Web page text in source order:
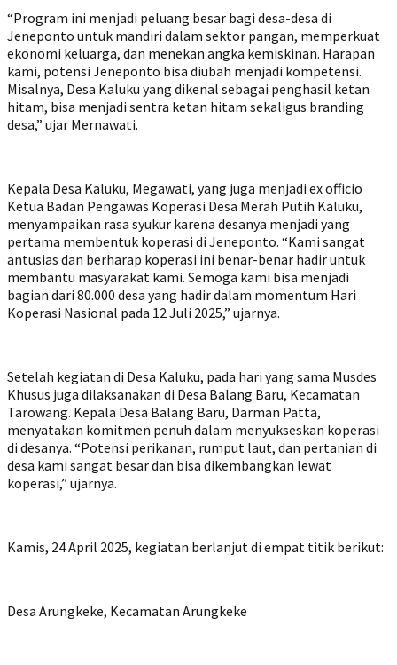
“Program ini menjadi peluang besar bagi desa-desa di
Jeneponto untuk mandiri dalam sektor pangan, memperkuat
ekonomi keluarga, dan menekan angka kemiskinan. Harapan
kami, potensi Jeneponto bisa diubah menjadi kompetensi.
Misalnya, Desa Kaluku yang dikenal sebagai penghasil ketan
hitam, bisa menjadi sentra ketan hitam sekaligus branding
desa,” ujar Mernawati.
Kepala Desa Kaluku, Megawati, yang juga menjadi ex officio
Ketua Badan Pengawas Koperasi Desa Merah Putih Kaluku,
menyampaikan rasa syukur karena desanya menjadi yang
pertama membentuk koperasi di Jeneponto. “Kami sangat
antusias dan berharap koperasi ini benar-benar hadir untuk
membantu masyarakat kami. Semoga kami bisa menjadi
bagian dari 80.000 desa yang hadir dalam momentum Hari
Koperasi Nasional pada 12 Juli 2025,” ujarnya.
Setelah kegiatan di Desa Kaluku, pada hari yang sama Musdes
Khusus juga dilaksanakan di Desa Balang Baru, Kecamatan
Tarowang. Kepala Desa Balang Baru, Darman Patta,
menyatakan komitmen penuh dalam menyukseskan koperasi
di desanya. “Potensi perikanan, rumput laut, dan pertanian di
desa kami sangat besar dan bisa dikembangkan lewat
koperasi,” ujarnya.
Kamis, 24 April 2025, kegiatan berlanjut di empat titik berikut:
Desa Arungkeke, Kecamatan Arungkeke